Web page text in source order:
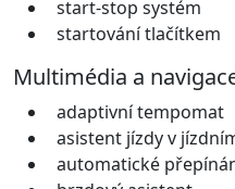
start-stop systém
startování tlačítkem
Multimédia a
adaptivní tempomat
asistent jízdy v
automatické